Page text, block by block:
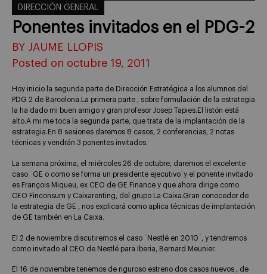
DIRECCIÓN GENERAL
Ponentes invitados en el PDG-2
BY JAUME LLOPIS
Posted on octubre 19, 2011
Hoy inicio la segunda parte de Dirección Estratégica a los alumnos del
PDG 2 de Barcelona.La primera parte , sobre formulación de la estrategia
la ha dado mi buen amigo y gran profesor Josep Tapies.El listón está
alto.A mi me toca la segunda parte, que trata de la implantación de la
estrategia.En 8 sesiones daremos 8 casos, 2 conferencias, 2 notas
técnicas y vendrán 3 ponentes invitados.
La semana próxima, el miércoles 26 de octubre, daremos el excelente
caso ¨GE o como se forma un presidente ejecutivo¨y el ponente invitado
es François Miqueu, ex CEO de GE Finance y que ahora dirige como
CEO Finconsum y Caixarenting, del grupo La Caixa.Gran conocedor de
la estrategia de GE , nos explicará como aplica técnicas de implantación
de GE también en La Caixa.
El 2 de noviembre discutiremos el caso ¨Nestlé en 2010¨, y tendremos
como invitado al CEO de Nestlé para Iberia, Bernard Meunier.
El 16 de noviembre tenemos de riguroso estreno dos casos nuevos , de